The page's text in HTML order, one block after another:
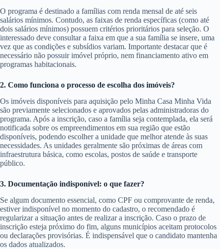
O programa é destinado a famílias com renda mensal de até seis
salários mínimos. Contudo, as faixas de renda específicas (como até
dois salários mínimos) possuem critérios prioritários para seleção. O
interessado deve consultar a faixa em que a sua família se insere, uma
vez que as condições e subsídios variam. Importante destacar que é
necessário não possuir imóvel próprio, nem financiamento ativo em
programas habitacionais.
2. Como funciona o processo de escolha dos imóveis?
Os imóveis disponíveis para aquisição pelo Minha Casa Minha Vida
são previamente selecionados e aprovados pelas administradoras do
programa. Após a inscrição, caso a família seja contemplada, ela será
notificada sobre os empreendimentos em sua região que estão
disponíveis, podendo escolher a unidade que melhor atende às suas
necessidades. As unidades geralmente são próximas de áreas com
infraestrutura básica, como escolas, postos de saúde e transporte
público.
3. Documentação indisponível: o que fazer?
Se algum documento essencial, como CPF ou comprovante de renda,
estiver indisponível no momento do cadastro, o recomendado é
regularizar a situação antes de realizar a inscrição. Caso o prazo de
inscrição esteja próximo do fim, alguns municípios aceitam protocolos
ou declarações provisórias. É indispensável que o candidato mantenha
os dados atualizados.